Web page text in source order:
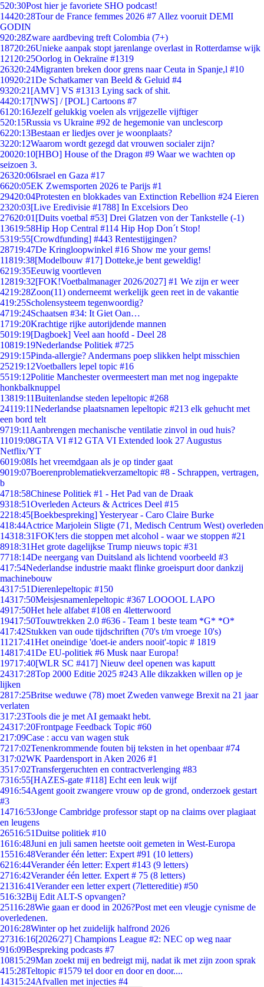
520:30Post hier je favoriete SHO podcast!
14420:28Tour de France femmes 2026 #7 Allez vooruit DEMI
GODIN
920:28Zware aardbeving treft Colombia (7+)
18720:26Unieke aanpak stopt jarenlange overlast in Rotterdamse wijk
121 20:25Oorlog in Oekraïne #1319
26320:24Migranten breken door grens naar Ceuta in Spanje,l #10
10920:21De Schatkamer van Beeld & Geluid #4
9320:21 [AMV] VS #1313 Lying sack of shit.
4420:17[NWS] / [POL] Cartoons #7
61 20:16Jezelf gelukkig voelen als vrijgezelle vijftiger
520:15Russia vs Ukraine #92 de hegemonie van unclescorp
6220:13Bestaan er liedjes over je woonplaats?
3220:12Waarom wordt gezegd dat vrouwen socialer zijn?
20020:10[HBO] House of the Dragon #9 Waar we wachten op
seizoen 3.
26320:06Israel en Gaza #17
6620:05EK Zwemsporten 2026 te Parijs #1
29420:04Protesten en blokkades van Extinction Rebellion #24 Eieren
2320:03[Live Eredivisie #1788] In Excelsiors Deo
27620:01 [Duits voetbal #53] Drei Glatzen von der Tankstelle (-1)
13619:58Hip Hop Central #114 Hip Hop Don´t Stop!
5319:55[Crowdfunding] #443 Rentestijgingen?
28719:47De Kringloopwinkel #16 Show me your gems!
11819:38[Modelbouw #17] Dotteke,je bent geweldig!
6219:35Eeuwig voortleven
12819:32[FOK!Voetbalmanager 2026/2027] #1 We zijn er weer
4219:28Zoon(11) onderneemt werkelijk geen reet in de vakantie
419:25Scholensysteem tegenwoordig?
4719:24Schaatsen #34: It Giet Oan…
1719:20Krachtige rijke autorijdende mannen
5019:19[Dagboek] Veel aan hoofd - Deel 28
10819:19Nederlandse Politiek #725
2919:15Pinda-allergie? Andermans poep slikken helpt misschien
25219:12Voetballers lepel topic #16
5519:12Politie Manchester overmeestert man met nog ingepakte
honkbalknuppel
13819:11Buitenlandse steden lepeltopic #268
24119:11Nederlandse plaatsnamen lepeltopic #213 elk gehucht met
een bord telt
9719:11 Aanbrengen mechanische ventilatie zinvol in oud huis?
11019:08GTA VI #12 GTA VI Extended look 27 Augustus
Netflix/YT
6019:08Is het vreemdgaan als je op tinder gaat
9019:07Boerenproblematiekverzameltopic #8 - Schrappen, vertragen,
b
4718:58Chinese Politiek #1 - Het Pad van de Draak
9318:51Overleden Acteurs & Actrices Deel #15
2218:45[Boekbespreking] Yesteryear - Caro Claire Burke
418:44Actrice Marjolein Sligte (71, Medisch Centrum West) overleden
14318:31FOK!ers die stoppen met alcohol - waar we stoppen #21
8918:31Het grote dagelijkse Trump nieuws topic #31
7718:14De neergang van Duitsland als lichtend voorbeeld #3
417:54Nederlandse industrie maakt flinke groeispurt door dankzij
machinebouw
4317:51Dierenlepeltopic #150
14317:50Meisjesnamenlepeltopic #367 LOOOOL LAPO
4917:50Het hele alfabet #108 en 4letterwoord
19417:50Touwtrekken 2.0 #636 - Team 1 beste team *G* *O*
417:42Stukken van oude tijdschriften (70's t/m vroege 10's)
11217:41Het oneindige 'doet-ie anders nooit'-topic # 1819
14817:41De EU-politiek #6 Musk naar Europa!
19717:40[WLR SC #417] Nieuw deel openen was kaputt
24317:28Top 2000 Editie 2025 #243 Alle dikzakken willen op je
lijken
2817:25Britse weduwe (78) moet Zweden vanwege Brexit na 21 jaar
verlaten
317:23Tools die je met AI gemaakt hebt.
24317:20Frontpage Feedback Topic #60
217:09Case : accu van wagen stuk
7217:02Tenenkrommende fouten bij teksten in het openbaar #74
317:02WK Paardensport in Aken 2026 #1
3517:02Transfergeruchten en contractverlenging #83
7316:55[HAZES-gate #118] Echt een leuk wijf
4916:54Agent gooit zwangere vrouw op de grond, onderzoek gestart
#3
14716:53Jonge Cambridge professor stapt op na claims over plagiaat
en leugens
26516:51Duitse politiek #10
1616:48Juni en juli samen heetste ooit gemeten in West-Europa
15516:48Verander één letter: Expert #91 (10 letters)
6216:44Verander één letter: Expert #143 (9 letters)
2716:42Verander één letter. Expert # 75 (8 letters)
21316:41Verander een letter expert (7lettereditie) #50
516:32Bij Edit ALT-S opvangen?
25116:28Wie gaan er dood in 2026?Post met een vleugje cynisme de
overledenen.
2016:28Winter op het zuidelijk halfrond 2026
27316:16[2026/27] Champions League #2: NEC op weg naar
916:09Bespreking podcasts #7
10815:29Man zoekt mij en bedreigt mij, nadat ik met zijn zoon sprak
415:28Teltopic #1579 tel door en door en door....
14315:24Afvallen met injecties #4